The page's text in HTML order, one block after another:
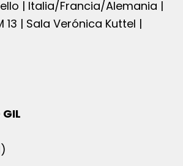
| Italia/Francia/Alemania |
13 | Sala Verónica Kuttel |